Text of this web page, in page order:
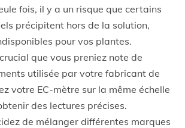
fois, il y a un risque que certains
précipitent hors de la solution,
pour vos plantes.
que vous preniez note de
utilisée par votre fabricant de
votre EC-mètre sur la même échelle
des lectures précises.
de mélanger différentes marques